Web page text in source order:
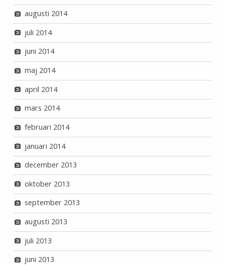
augusti 2014
juli 2014
juni 2014
maj 2014
april 2014
mars 2014
februari 2014
januari 2014
december 2013
oktober 2013
september 2013
augusti 2013
juli 2013
juni 2013